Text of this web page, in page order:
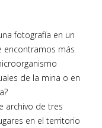
fotografía en un
encontramos más
de la mina o en
archivo de tres
en el territorio